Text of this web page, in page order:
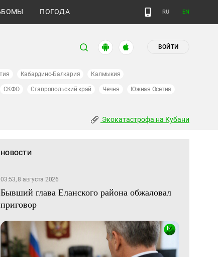
ПОГОДА RU EN
ВОЙТИ
Кабардино-Балкария Калмыкия
СКФО Ставропольский край Чечня Южная Осетия
Экокатастрофа на Кубани
НОВОСТИ
03:53, 8 августа 2026
Бывший глава Еланского района обжаловал
приговор